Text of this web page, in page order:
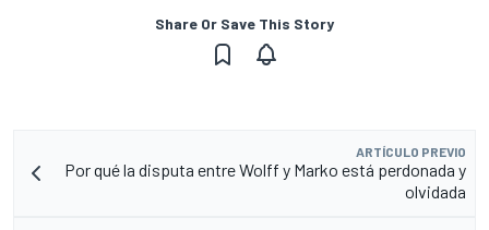
Share Or Save This Story
ARTÍCULO PREVIO
Por qué la disputa entre Wolff y Marko está perdonada y
olvidada